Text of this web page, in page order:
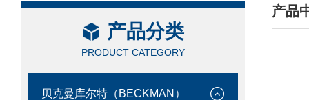
产品分类
PRODUCT CATEGORY
贝克曼库尔特（BECKMAN）
产品
/